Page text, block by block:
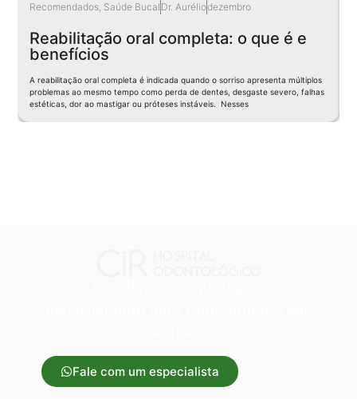
Recomendados, Saúde Bucal Dr. Auréliodezembro
Reabilitação oral completa: o que é e
benefícios
A reabilitação oral completa é indicada quando o sorriso apresenta múltiplos
problemas ao mesmo tempo como perda de dentes, desgaste severo, falhas
estéticas, dor ao mastigar ou próteses instáveis. Nesses
Fale com um especialista